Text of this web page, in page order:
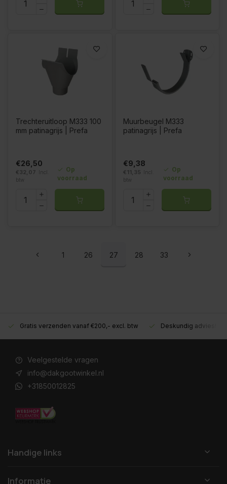
Trechteruitloop M333 100
mm patinagrijs | Prefa
€26,50
€32,07
Incl.
btw
Op
voorraad
Muurbeugel M333
patinagrijs | Prefa
€9,38
€11,35
Incl.
btw
Op
voorraad
1 26 27 28 33
Deskundig advies! Betaal achteraf, geen aanbetaling!
Veelgestelde vragen
info@dakgootwinkel.nl
+31850012825
Handige links
Informatie